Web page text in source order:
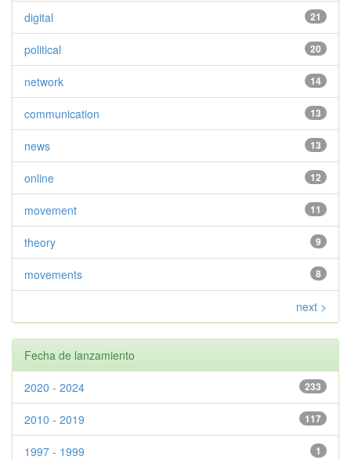
21
digital
20
political
14
network
13
communication
13
news
12
online
11
movement
9
theory
8
movements
next >
Fecha de lanzamiento
233
2020 - 2024
117
2010 - 2019
1
1997 - 1999